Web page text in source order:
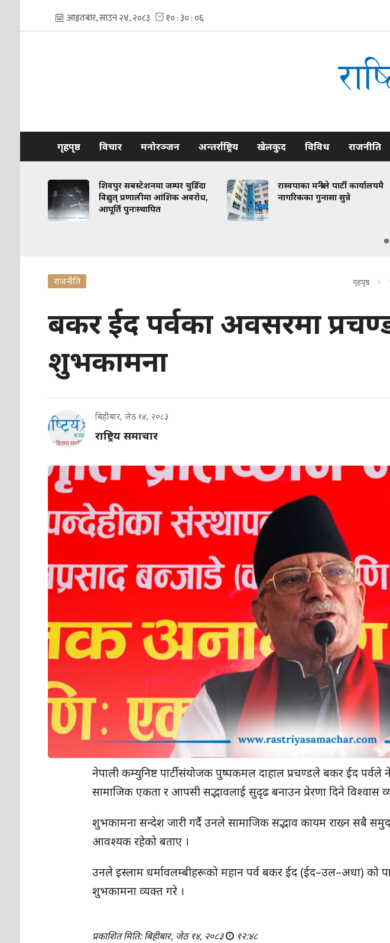
गृहपृष्ठ विचार मनोरञ्जन अन्तर्राष्ट्रिय खेलकुद विविध राजनीति
शिवपुर सबस्टेशनमा जम्पर चुडिँदा
विद्युत् प्रणालीमा आंशिक अवरोध,
आपूर्ति पुनःस्थापित
रास्वपाका मन्त्रीले पार्टी कार्यालयमै
नागरिकका गुनासा सुन्ने
राजनीति गृहपृष्ठ
बकर ईद पर्वका अवसरमा
शुभकामना
बिहीबार, जेठ १४, २०८३
राष्ट्रिय समाचार
नेपाली कम्युनिष्ट पार्टी संयोजक पुष्पकमल दाहाल प्रचण्डले बकर ईद पर्वले
सामाजिक एकता र आपसी सद्भावलाई सुदृढ बनाउन प्रेरणा दिने विश्वास
शुभकामना सन्देश जारी गर्दै उनले सामाजिक सद्भाव कायम राख्न सबै
आवश्यक रहेको बताए ।
उनले इस्लाम धर्मावलम्बीहरूको महान पर्व बकर ईद (ईद–उल–अधा) को
शुभकामना व्यक्त गरे ।
प्रकाशित मिति: बिहीबार, जेठ १४, २०८३ १२:४८